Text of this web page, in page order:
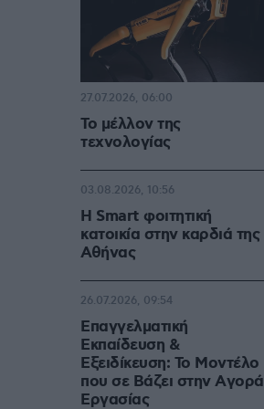
Το μέλλον της
τεχνολογίας
27.07.2026, 06:00
Η Smart φοιτητική
κατοικία στην καρδιά της
Αθήνας
03.08.2026, 10:56
Επαγγελματική
Εκπαίδευση &
Εξειδίκευση: Το Mοντέλο
που σε Bάζει στην Aγορά
Eργασίας
26.07.2026, 09:54